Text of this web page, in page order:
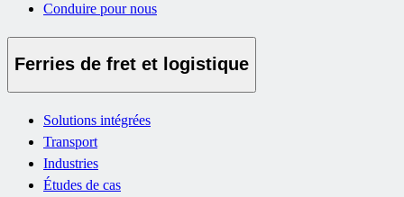
Conduire pour nous
Ferries de fret et logistique
Solutions intégrées
Transport
Industries
Études de cas